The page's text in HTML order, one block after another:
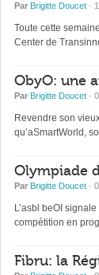
Par Brigitte Doucet ·
Toute cette
Center de
ObyO: une
Par Brigitte Doucet ·
Revendre son
qu’aSmartWorld,
Olympiade
Par Brigitte Doucet ·
L’asbl beOI
compétition en
Fibru: la